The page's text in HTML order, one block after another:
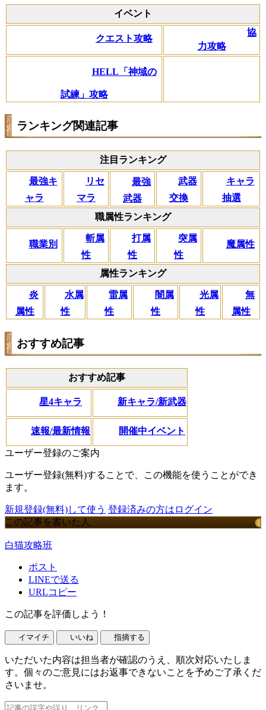
イベント
クエスト攻略
協
力攻略
HELL「神域の
試練」攻略
ランキング関連記事
注目ランキング
最強キ
ャラ
リセ
マラ
最強
武器
武器
交換
キャラ
抽選
職属性ランキング
職業別
斬属
性
打属
性
突属
性
魔属性
属性ランキング
炎
属性
水属
性
雷属
性
闇属
性
光属
性
無
属性
おすすめ記事
おすすめ記事
星4キャラ 新キャラ/新武器
速報/最新情報 開催中イベント
ユーザー登録のご案内
ユーザー登録(無料)することで、この機能を使うことができ
ます。
新規登録(無料)して使う 登録済みの方はログイン
この記事を書いた人
白猫攻略班
ポスト
LINEで送る
URLコピー
この記事を評価しよう！
イマイチ いいね 指摘する
いただいた内容は担当者が確認のうえ、順次対応いたしま
す。個々のご意見にはお返事できないことを予めご了承くだ
さいませ。